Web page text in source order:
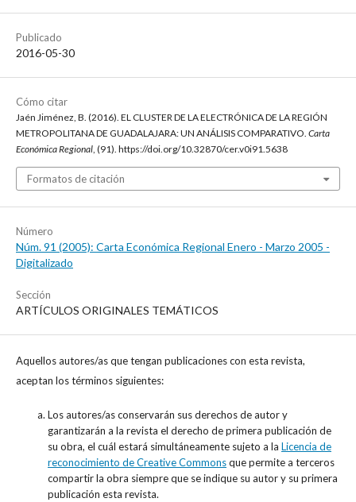
Publicado
2016-05-30
Cómo citar
Jaén Jiménez, B. (2016). EL CLUSTER DE LA ELECTRÓNICA DE LA REGIÓN
METROPOLITANA DE GUADALAJARA: UN ANÁLISIS COMPARATIVO. Carta
Económica Regional , (91). https://doi.org/10.32870/cer.v0i91.5638
Formatos de citación
Número
Núm. 91 (2005): Carta Económica Regional Enero - Marzo 2005 -
Digitalizado
Sección
ARTÍCULOS ORIGINALES TEMÁTICOS
Aquellos autores/as que tengan publicaciones con esta revista,
aceptan los términos siguientes:
Los autores/as conservarán sus derechos de autor y
garantizarán a la revista el derecho de primera publicación de
su obra, el cuál estará simultáneamente sujeto a la Licencia de
reconocimiento de Creative Commonsque permite a terceros
compartir la obra siempre que se indique su autor y su primera
publicación esta revista.